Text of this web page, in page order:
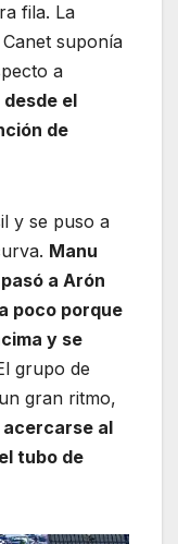
fila. La
suponía
a
el
de
y se puso a
Manu
a Arón
poco porque
y se
grupo de
gran ritmo,
acercarse al
tubo de